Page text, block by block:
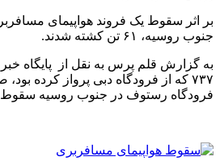
بر اثر سقوط یک فروند هواپیمای
جنوب روسیه، ۶۱ تن کشته شدند.
به گزارش قلم پرس به نقل از پایگاه
۷۳۷ که از فرودگاه دبی پرواز کرده
فرودگاه رستوف در جنوب روسیه سقوط